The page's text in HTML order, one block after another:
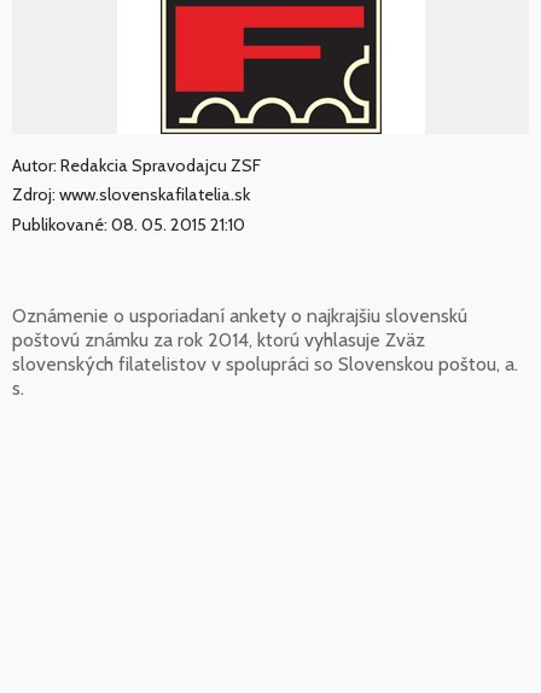
Autor: Redakcia Spravodajcu ZSF
Zdroj: www.slovenskafilatelia.sk
Publikované: 08. 05. 2015 21:10
Oznámenie o usporiadaní ankety o najkrajšiu slovenskú
poštovú známku za rok 2014, ktorú vyhlasuje Zväz
slovenských filatelistov v spolupráci so Slovenskou poštou, a.
s.